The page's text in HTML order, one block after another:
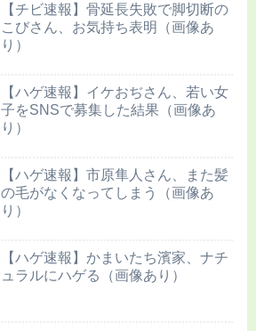
【チビ速報】骨延長失敗で脚切断の
こびさん、お気持ち表明（画像あ
り）
【ハゲ速報】イケおぢさん、若い女
子をSNSで募集した結果（画像あ
り）
【ハゲ速報】市原隼人さん、また髪
の毛がなくなってしまう（画像あ
り）
【ハゲ速報】かまいたち濱家、ナチ
ュラルにハゲる（画像あり）